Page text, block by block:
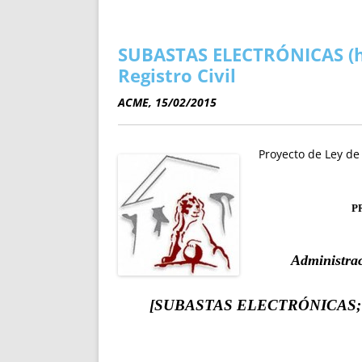
A MANOSUCESIONES
SUBASTAS
Registro Civil
ACME, 15/02/2015
Proyecto de Ley
[SUBASTAS